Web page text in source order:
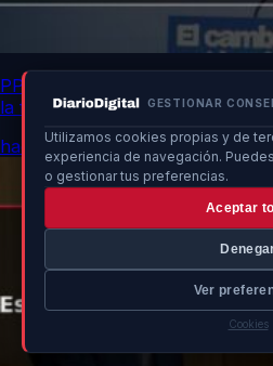
GESTIONAR
Utilizamos cookies propias y de
experiencia de navegación.
o gestionar tus preferencias.
Aceptar
Ver
Cookies
PP pide que España renuncie al
la final
hace 18h